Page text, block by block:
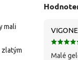
Malé
mali
zlatým